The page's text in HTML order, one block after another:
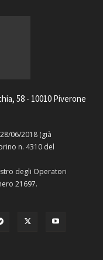
58 - 10010 Piverone
06/2018 (già
n. 4310 del
degli Operatori
21697.